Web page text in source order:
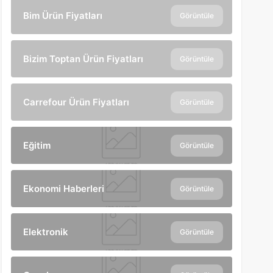
Bim Ürün Fiyatları Görüntüle
Bizim Toptan Ürün Fiyatları Görüntüle
Carrefour Ürün Fiyatları Görüntüle
Eğitim Görüntüle
Ekonomi Haberleri Görüntüle
Elektronik Görüntüle